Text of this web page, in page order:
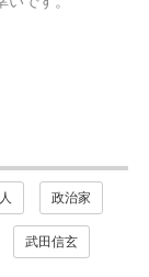
政治家
武田信玄